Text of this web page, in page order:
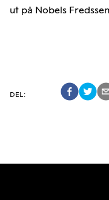
ut på Nobels
DEL :